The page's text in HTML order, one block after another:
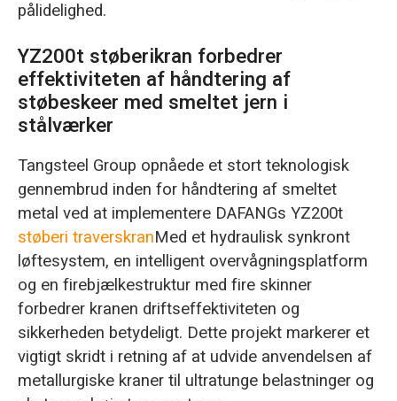
pålidelighed.
YZ200t støberikran forbedrer
effektiviteten af håndtering af
støbeskeer med smeltet jern i
stålværker
Tangsteel Group opnåede et stort teknologisk
gennembrud inden for håndtering af smeltet
metal ved at implementere DAFANGs YZ200t
støberi traverskranMed et hydraulisk synkront
løftesystem, en intelligent overvågningsplatform
og en firebjælkestruktur med fire skinner
forbedrer kranen driftseffektiviteten og
sikkerheden betydeligt. Dette projekt markerer et
vigtigt skridt i retning af at udvide anvendelsen af
metallurgiske kraner til ultratunge belastninger og